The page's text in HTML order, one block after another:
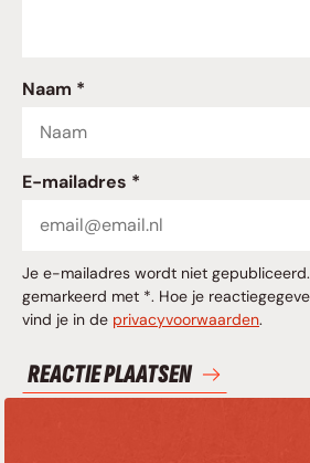
Naam *
E-mailadres *
Je e-mailadres wordt niet
gemarkeerd met *. Hoe je
vind je in de privacyvoorwaarden.